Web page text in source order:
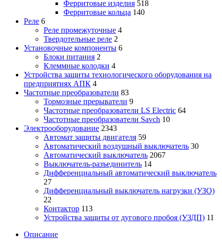
Ферритовые изделия 518
Ферритовые кольца 140
Реле 6
Реле промежуточные 4
Твердотельные реле 2
Установочные компоненты 6
Блоки питания 2
Клеммные колодки 4
Устройства защиты технологического оборудования на
предприятиях АПК 4
Частотные преобразователи 83
Тормозные прерыватели 9
Частотные преобразователи LS Electric 64
Частотные преобразователи Savch 10
Электрооборудование 2343
Автомат защиты двигателя 59
Автоматический воздушный выключатель 30
Автоматический выключатель 2067
Выключатель-разъединитель 14
Дифференциальный автоматический выключатель
27
Дифференциальный выключатель нагрузки (УЗО)
22
Контактор 113
Устройства защиты от дугового пробоя (УЗДП) 11
Описание